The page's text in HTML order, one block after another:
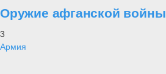
Оружие афганской войны
3
Армия